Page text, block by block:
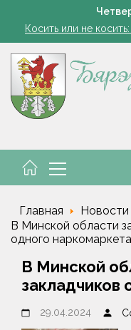
Семинар-
Косить или не
Семинар-совещание
Главная Новости
В Минской области
одного наркомаркета
В Минской
закладчиков
29.04.2024